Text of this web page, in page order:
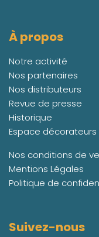
À propos
Notre activité
Nos partenaires
Nos distributeurs
Revue de presse
Historique
Espace décorateurs
Nos conditions de
Mentions Légales
Politique de
Suivez-nous